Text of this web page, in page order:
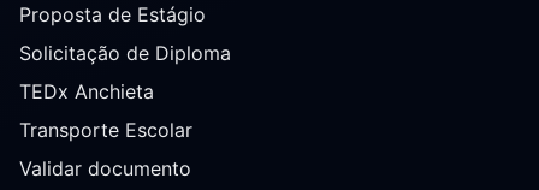
Proposta de Estágio
Solicitação de Diploma
TEDx Anchieta
Transporte Escolar
Validar documento